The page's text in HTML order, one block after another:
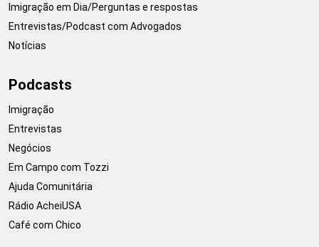
Imigração em Dia/Perguntas e respostas
Entrevistas/Podcast com Advogados
Notícias
Podcasts
Imigração
Entrevistas
Negócios
Em Campo com Tozzi
Ajuda Comunitária
Rádio AcheiUSA
Café com Chico